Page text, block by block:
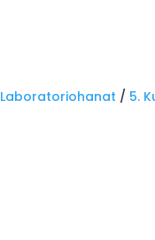
Laboratoriohanat / 5.